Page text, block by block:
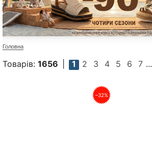
Головна
Товарів: 1656 1 2 3 4 5 6 7 ...
–32%